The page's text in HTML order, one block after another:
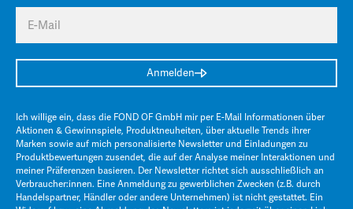
E-Mail
Anmelden
Ich willige ein, dass die FOND OF GmbH mir per E-Mail Informationen über
Aktionen & Gewinnspiele, Produktneuheiten, über aktuelle Trends ihrer
Marken sowie auf mich personalisierte Newsletter und Einladungen zu
Produktbewertungen zusendet, die auf der Analyse meiner Interaktionen und
meiner Präferenzen basieren. Der Newsletter richtet sich ausschließlich an
Verbraucher:innen. Eine Anmeldung zu gewerblichen Zwecken (z.B. durch
Handelspartner, Händler oder andere Unternehmen) ist nicht gestattet. Ein